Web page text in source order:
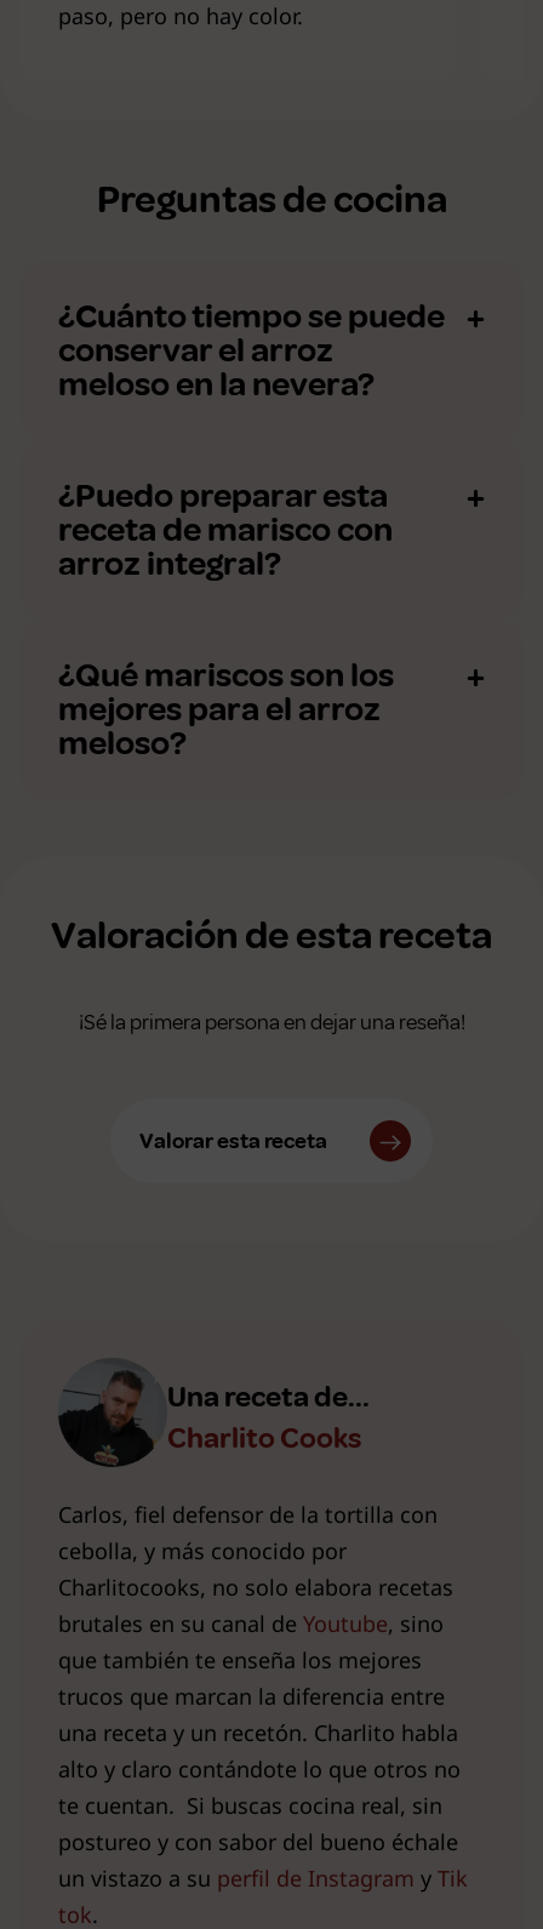
paso, pero no hay color.
Preguntas de cocina
¿Cuánto tiempo se puede
conservar el arroz
meloso en la nevera?
¿Puedo preparar esta
receta de marisco con
arroz integral?
¿Qué mariscos son los
mejores para el arroz
meloso?
Valoración de esta receta
¡Sé la primera persona en dejar una reseña!
Valorar esta receta
Una receta de...
Charlito Cooks
Carlos, fiel defensor de la tortilla con
cebolla, y más conocido por
Charlitocooks, no solo elabora recetas
brutales en su canal de Youtube, sino
que también te enseña los mejores
trucos que marcan la diferencia entre
una receta y un recetón. Charlito habla
alto y claro contándote lo que otros no
te cuentan. Si buscas cocina real, sin
postureo y con sabor del bueno échale
un vistazo a su perfil de Instagram y Tik
tok.